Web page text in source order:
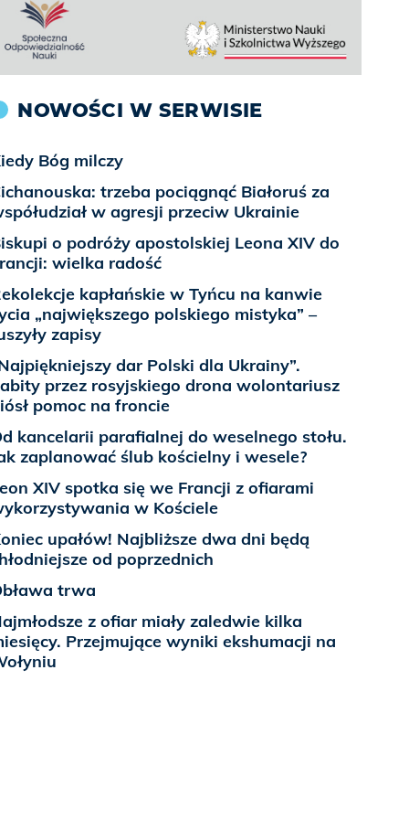
NOWOŚCI W SERWISIE
Bóg milczy
trzeba pociągnąć Białoruś za
w agresji przeciw Ukrainie
o podróży apostolskiej Leona XIV do
wielka radość
kapłańskie w Tyńcu na kanwie
„największego polskiego mistyka” –
zapisy
dar Polski dla Ukrainy”.
przez rosyjskiego drona wolontariusz
pomoc na froncie
kancelarii parafialnej do weselnego stołu.
zaplanować ślub kościelny i wesele?
XIV spotka się we Francji z ofiarami
w Kościele
upałów! Najbliższe dwa dni będą
od poprzednich
trwa
z ofiar miały zaledwie kilka
Przejmujące wyniki ekshumacji na